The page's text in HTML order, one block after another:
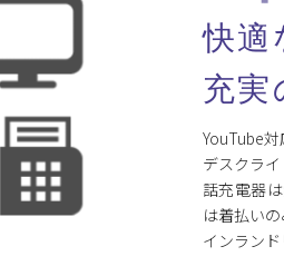
快適
充実
YouTube
デスクラ
話充電器
は着払い
インラン